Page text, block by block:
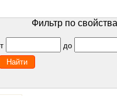
Фильтр по
до